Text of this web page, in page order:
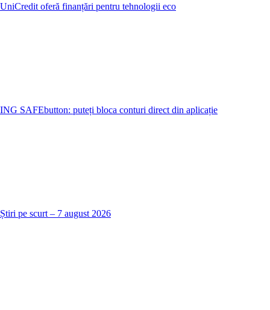
UniCredit oferă finanțări pentru tehnologii eco
ING SAFEbutton: puteți bloca conturi direct din aplicație
Știri pe scurt – 7 august 2026